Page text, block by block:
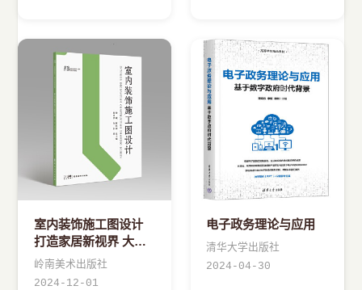
室内装饰施工图设计
打造家居新视界 大匠
系列 高等院校美术 设
计专业系列教材 岭南
岭南美术出版社
2024-12-01
电子政务理论与应用
清华大学出版社
2024-04-30